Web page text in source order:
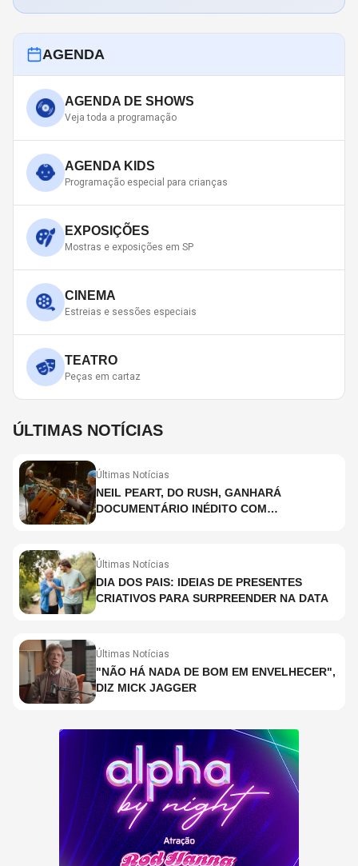
AGENDA
AGENDA DE SHOWS
Veja toda a programação
AGENDA KIDS
Programação especial para crianças
EXPOSIÇÕES
Mostras e exposições em SP
CINEMA
Estreias e sessões especiais
TEATRO
Peças em cartaz
ÚLTIMAS NOTÍCIAS
Últimas Notícias
NEIL PEART, DO RUSH, GANHARÁ
DOCUMENTÁRIO INÉDITO COM
Últimas Notícias
DIA DOS PAIS: IDEIAS DE PRESENTES
CRIATIVOS PARA SURPREENDER NA DATA
Últimas Notícias
"NÃO HÁ NADA DE BOM EM ENVELHECER",
DIZ MICK JAGGER